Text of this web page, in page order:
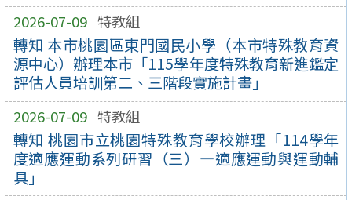
2026-07-09 特教組
轉知 本市桃園區東門國民小學（本市特殊教育資
源中心）辦理本市「115學年度特殊教育新進鑑定
評估人員培訓第二、三階段實施計畫」
2026-07-09 特教組
轉知 桃園市立桃園特殊教育學校辦理「114學年
度適應運動系列研習（三）—適應運動與運動輔
具」